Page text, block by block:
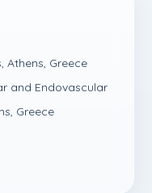
Athens, Greece
and Endovascular
Greece